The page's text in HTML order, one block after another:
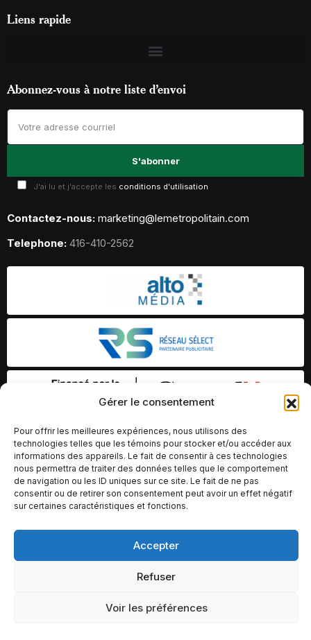
Gérer le consentement
Pour offrir les meilleures expériences, nous utilisons des
technologies telles que les témoins pour stocker et/ou accéder aux
informations des appareils. Le fait de consentir à ces technologies
nous permettra de traiter des données telles que le comportement
de navigation ou les ID uniques sur ce site. Le fait de ne pas
consentir ou de retirer son consentement peut avoir un effet négatif
sur certaines caractéristiques et fonctions.
Accepter
Refuser
Voir les préférences
Liens rapide
Abonnez-vous à notre liste d’envoi
J'ai lu et j'accepte les conditions d'utilisation
Contactez-nous: marketing@lemetropolitain.com
Telephone: 416-410-2562
© Copyright 2026 – Altomédia Inc |
Ce site internet a été conçu et développé par Chameleon Ideas